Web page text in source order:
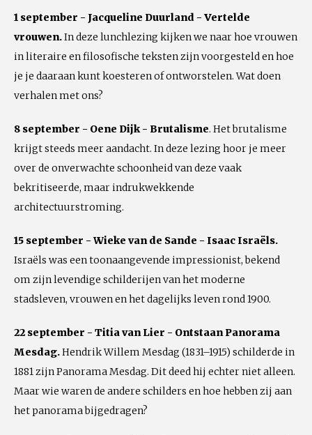
1 september - Jacqueline Duurland - Vertelde
vrouwen.In deze lunchlezing kijken we naar hoe vrouwen
in literaire en filosofische teksten zijn voorgesteld en hoe
je je daaraan kunt koesteren of ontworstelen. Wat doen
verhalen met ons?
8 september - Oene Dijk - Brutalisme. Het brutalisme
krijgt steeds meer aandacht. In deze lezing hoor je meer
over de onverwachte schoonheid van deze vaak
bekritiseerde, maar indrukwekkende
architectuurstroming.
15 september - Wieke van de Sande - Isaac Israëls.
Israëls was een toonaangevende impressionist, bekend
om zijn levendige schilderijen van het moderne
stadsleven, vrouwen en het dagelijks leven rond 1900.
22 september - Titia van Lier - Ontstaan Panorama
Mesdag.Hendrik Willem Mesdag (1831–1915) schilderde in
1881 zijn Panorama Mesdag. Dit deed hij echter niet alleen.
Maar wie waren de andere schilders en hoe hebben zij aan
het panorama bijgedragen?